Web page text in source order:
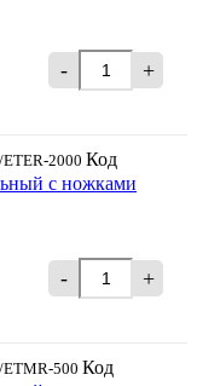
- +
2000 Код
с ножками
- +
ETMR-500 Код